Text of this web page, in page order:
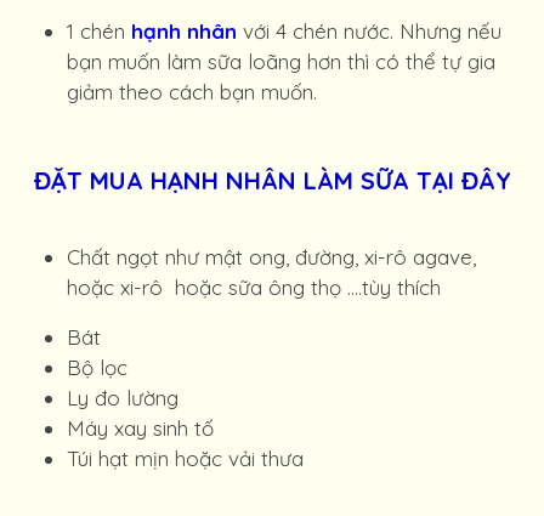
1 chén hạnh nhân với 4 chén nước. Nhưng nếu
bạn muốn làm sữa loãng hơn thì có thể tự gia
giảm theo cách bạn muốn.
ĐẶT MUA HẠNH NHÂN LÀM SỮA TẠI ĐÂY
Chất ngọt như mật ong, đường, xi-rô agave,
hoặc xi-rô hoặc sữa ông thọ ....tùy thích
Bát
Bộ lọc
Ly đo lường
Máy xay sinh tố
Túi hạt mịn hoặc vải thưa